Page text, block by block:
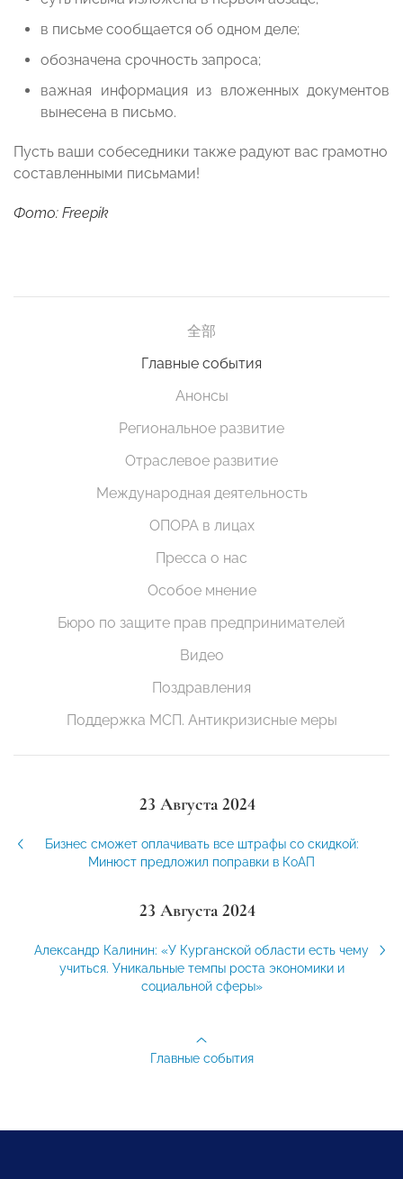
в письме сообщается об одном деле;
обозначена срочность запроса;
важная информация из вложенных документов
вынесена в письмо.
Пусть ваши собеседники также радуют вас грамотно
составленными письмами!
Фото: Freepik
全部
Главные события
Анонсы
Региональное развитие
Отраслевое развитие
Международная деятельность
ОПОРА в лицах
Пресса о нас
Особое мнение
Бюро по защите прав предпринимателей
Видео
Поздравления
Поддержка МСП. Антикризисные меры
23 Августа 2024
Бизнес сможет оплачивать все штрафы со скидкой:
Минюст предложил поправки в КоАП
23 Августа 2024
Александр Калинин: «У Курганской области есть чему
учиться. Уникальные темпы роста экономики и
социальной сферы»
Главные события